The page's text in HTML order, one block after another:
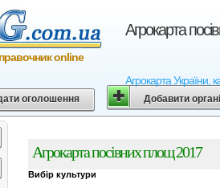
Агрокарта
Агрокарта України,
online
оголошення Добавити
Агрокарта посівних площ 2017
Вибір культури